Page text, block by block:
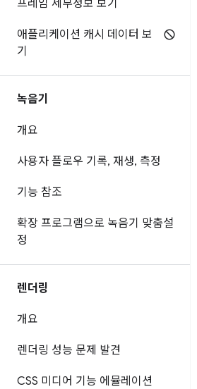
프레임 세부정보 보기
애플리케이션 캐시 데이터 보
기
녹음기
개요
사용자 플로우 기록, 재생, 측정
기능 참조
확장 프로그램으로 녹음기 맞춤설
정
렌더링
개요
렌더링 성능 문제 발견
CSS 미디어 기능 에뮬레이션